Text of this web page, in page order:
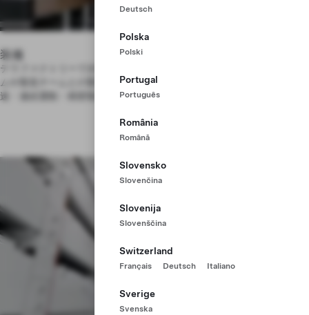
Deutsch
Polska
Polski
Portugal
Português
România
Română
Slovensko
Slovenčina
Slovenija
Slovenščina
Switzerland
Français Deutsch Italiano
Sverige
Svenska
装備
テラファクトリーで次世代の電極とセルマシンを開発します。製品チー
ムや製造チームとの緊密なフィードバックループの中で、世界最高の高
速・連続運動・精密製造装置を設計・導入します。